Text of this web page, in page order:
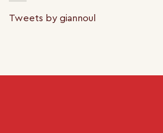
Tweets by giannoul